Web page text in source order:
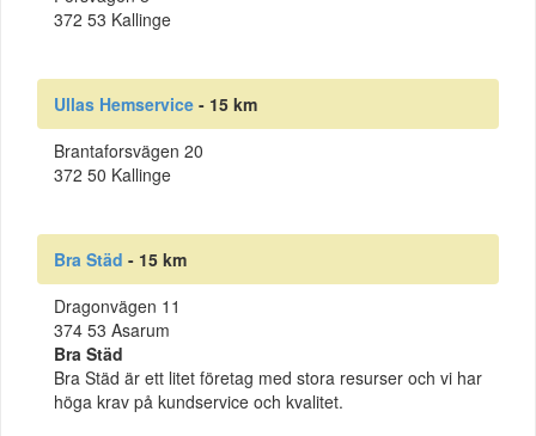
372 53 Kallinge
Ullas Hemservice - 15 km
Brantaforsvägen 20
372 50 Kallinge
Bra Städ - 15 km
Dragonvägen 11
374 53 Asarum
Bra Städ
Bra Städ är ett litet företag med stora resurser och vi har
höga krav på kundservice och kvalitet.